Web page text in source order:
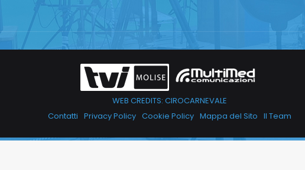
WEB CREDITS: CIROCARNEVALE
Contatti Privacy Policy Cookie Policy Mappa del Sito Il Team